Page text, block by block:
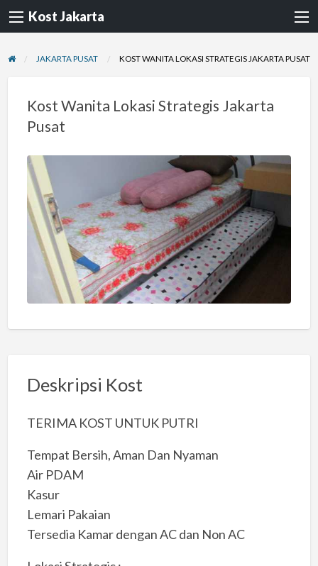
Kost Jakarta
JAKARTA PUSAT KOST WANITA LOKASI STRATEGIS JAKARTA PUSAT
Kost Wanita Lokasi Strategis Jakarta
Pusat
Deskripsi Kost
TERIMA KOST UNTUK PUTRI
Tempat Bersih, Aman Dan Nyaman
Air PDAM
Kasur
Lemari Pakaian
Tersedia Kamar dengan AC dan Non AC